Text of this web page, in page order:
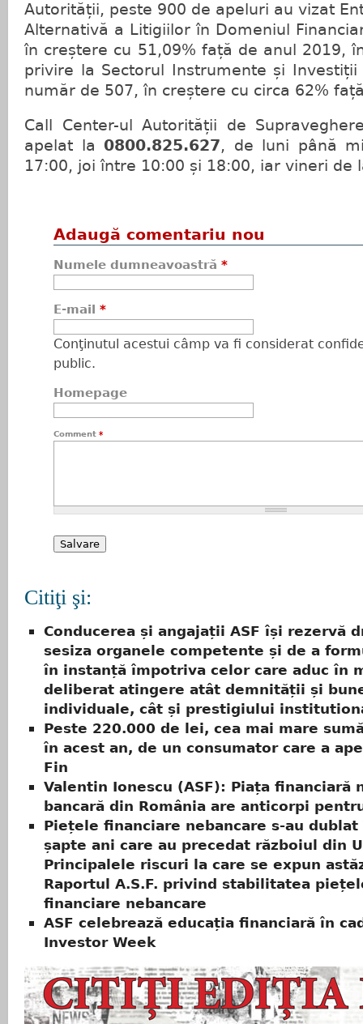
Autorității, peste 900 de apeluri au vizat
Alternativă a Litigiilor în Domeniul
în creștere cu 51,09% față de anul 2019,
privire la Sectorul Instrumente și
număr de 507, în creștere cu circa 62%
Call Center-ul Autorității de
apelat la 0800.825.627, de luni până
17:00, joi între 10:00 și 18:00, iar vineri de
Adaugă comentariu nou
Numele dumneavoastră *
E-mail *
Conţinutul acestui câmp va fi considerat
public.
Homepage
Comment *
Citiţi şi:
Conducerea și angajații ASF își rezervă
sesiza organele competente și de a
în instanță împotriva celor care aduc în
deliberat atingere atât demnității și
individuale, cât și prestigiului
Peste 220.000 de lei, cea mai mare
în acest an, de un consumator care a
Fin
Valentin Ionescu (ASF): Piața financiară
bancară din România are anticorpi
Piețele financiare nebancare s-au dublat
șapte ani care au precedat războiul din
Principalele riscuri la care se expun
Raportul A.S.F. privind stabilitatea
financiare nebancare
ASF celebrează educația financiară în
Investor Week